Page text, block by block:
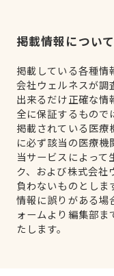
掲載情報について
掲載している各種情
会社ウェルネスが調
出来るだけ正確な情
全に保証するもので
掲載されている医療
に必ず該当の医療機
当サービスによって
ク、および株式会社
負わないものとしま
情報に誤りがある場
ォームより編集部
たします。